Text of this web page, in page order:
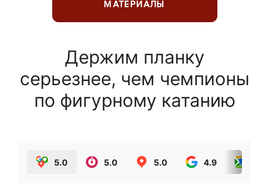
МАТЕРИАЛЫ
Держим планку
серьезнее, чем чемпионы
по фигурному катанию
5.0 5.0 5.0 4.9